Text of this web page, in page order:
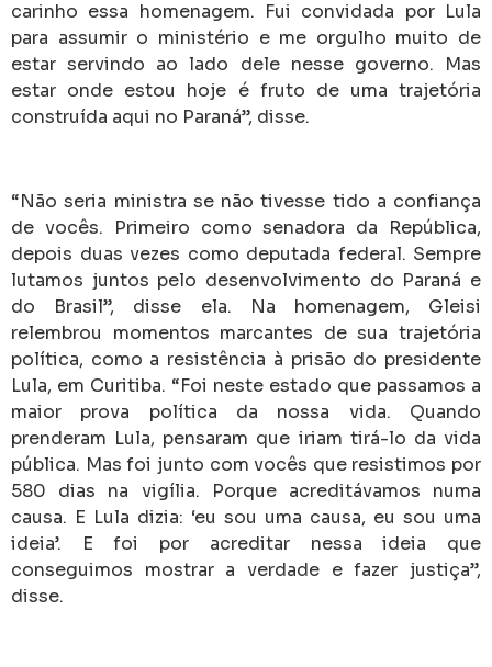
carinho essa homenagem. Fui convidada por Lula
para assumir o ministério e me orgulho muito de
estar servindo ao lado dele nesse governo. Mas
estar onde estou hoje é fruto de uma trajetória
construída aqui no Paraná”, disse.
“Não seria ministra se não tivesse tido a confiança
de vocês. Primeiro como senadora da República,
depois duas vezes como deputada federal. Sempre
lutamos juntos pelo desenvolvimento do Paraná e
do Brasil”, disse ela. Na homenagem, Gleisi
relembrou momentos marcantes de sua trajetória
política, como a resistência à prisão do presidente
Lula, em Curitiba. “Foi neste estado que passamos a
maior prova política da nossa vida. Quando
prenderam Lula, pensaram que iriam tirá-lo da vida
pública. Mas foi junto com vocês que resistimos por
580 dias na vigília. Porque acreditávamos numa
causa. E Lula dizia: ‘eu sou uma causa, eu sou uma
ideia’. E foi por acreditar nessa ideia que
conseguimos mostrar a verdade e fazer justiça”,
disse.